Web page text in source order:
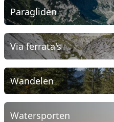
Paragliden
Via ferrata's
Wandelen
Watersporten